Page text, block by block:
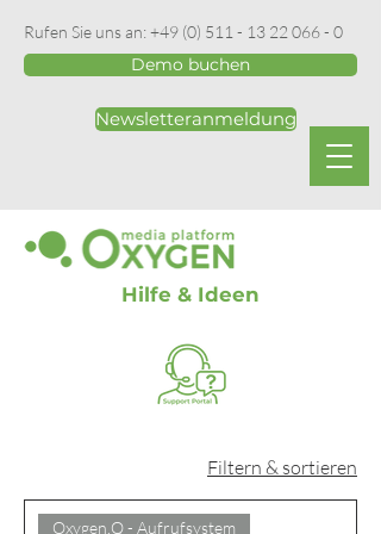
Rufen Sie uns an:+49 (0) 511 - 13 22 066 - 0
Demo buchen
Newsletteranmeldung
Hilfe & Ideen
Filtern & sortieren
Oxygen.Q - Aufrufsystem